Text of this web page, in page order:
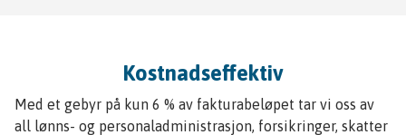
Kostnadseffektiv
Med et gebyr på kun 6 % av fakturabeløpet tar vi oss av
all lønns- og personaladministrasjon, forsikringer, skatter